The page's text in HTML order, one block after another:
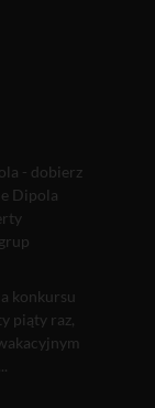
- dobierz
Dipola
konkursu
piąty raz,